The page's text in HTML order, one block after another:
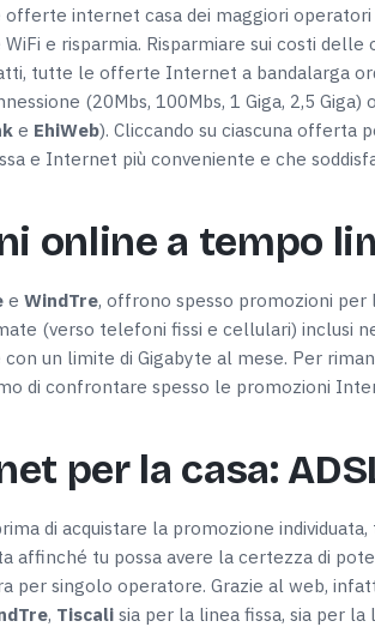
internet casa dei maggiori
e risparmia. Risparmiare sui costi delle
tutte le offerte Internet a bandalarga
(20Mbs, 100Mbs, 1 Giga, 2,5
e EhiWeb). Cliccando su ciascuna
e Internet più conveniente e che
online a tempo
e WindTre, offrono spesso promozioni per
(verso telefoni fissi e cellulari) inclusi
un limite di Gigabyte al mese. Per
di confrontare spesso le promozioni
per la casa:
di acquistare la promozione
affinché tu possa avere la certezza di
singolo operatore. Grazie al web,
, Tiscali sia per la linea fissa, sia per